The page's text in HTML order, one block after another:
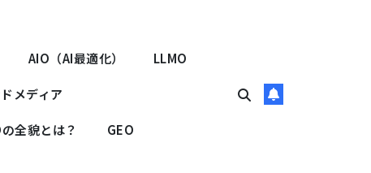
AIO（AI最適化） LLMO
メディア
全貌とは？ GEO